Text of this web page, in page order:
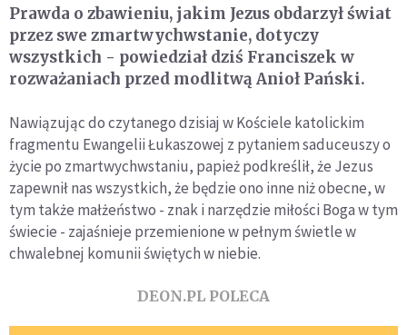
Prawda o zbawieniu, jakim Jezus obdarzył świat
przez swe zmartwychwstanie, dotyczy
wszystkich - powiedział dziś Franciszek w
rozważaniach przed modlitwą Anioł Pański.
Nawiązując do czytanego dzisiaj w Kościele katolickim
fragmentu Ewangelii Łukaszowej z pytaniem saduceuszy o
życie po zmartwychwstaniu, papież podkreślił, że Jezus
zapewnił nas wszystkich, że będzie ono inne niż obecne, w
tym także małżeństwo - znak i narzędzie miłości Boga w tym
świecie - zajaśnieje przemienione w pełnym świetle w
chwalebnej komunii świętych w niebie.
DEON.PL POLECA